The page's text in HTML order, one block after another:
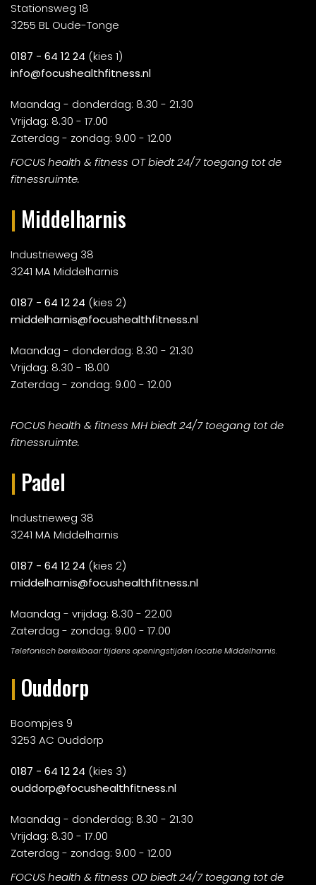
Stationsweg 18
3255 BL Oude-Tonge
0187 - 64 12 24 (kies 1)
info@focushealthfitness.nl
Maandag - donderdag: 8.30 - 21.30
Vrijdag: 8.30 - 17.00
Zaterdag - zondag: 9.00 - 12.00
FOCUS health & fitness OT biedt 24/7 toegang tot de
fitnessruimte.
| Middelharnis
Industrieweg 38
3241 MA Middelharnis
0187 - 64 12 24 (kies 2)
middelharnis@focushealthfitness.nl
Maandag - donderdag: 8.30 - 21.30
Vrijdag: 8.30 - 18.00
Zaterdag - zondag: 9.00 - 12.00
FOCUS health & fitness MH biedt 24/7 toegang tot de
fitnessruimte.
| Padel
Industrieweg 38
3241 MA Middelharnis
0187 - 64 12 24 (kies 2)
middelharnis@focushealthfitness.nl
Maandag - vrijdag: 8.30 - 22.00
Zaterdag - zondag: 9.00 - 17.00
Telefonisch bereikbaar tijdens openingstijden locatie Middelharnis.
| Ouddorp
Boompjes 9
3253 AC Ouddorp
0187 - 64 12 24 (kies 3)
ouddorp@focushealthfitness.nl
Maandag - donderdag: 8.30 - 21.30
Vrijdag: 8.30 - 17.00
Zaterdag - zondag: 9.00 - 12.00
FOCUS health & fitness OD biedt 24/7 toegang tot de